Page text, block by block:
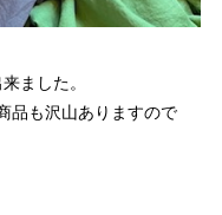
ました。
品も沢山ありますので